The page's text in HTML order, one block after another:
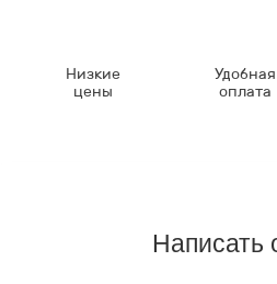
Низкие
цены
Удобная
оплата
Написать